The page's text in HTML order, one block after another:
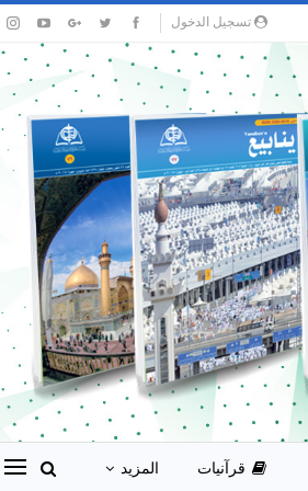
تسجيل الدخول
قرآنيات المزيد